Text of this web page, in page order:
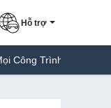
Hỗ trợ
Máy Hàn Túi